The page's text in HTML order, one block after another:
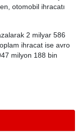
otomobil ihracatı
2 milyar 586
ihracat ise avro
milyon 188 bin